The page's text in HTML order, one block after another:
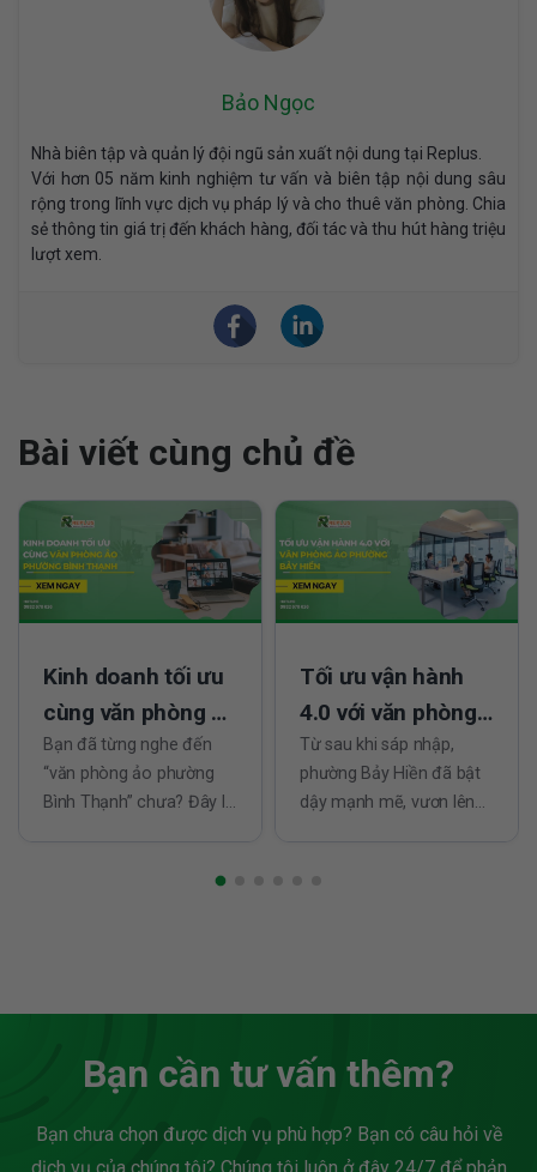
Bảo Ngọc
Nhà biên tập và quản lý đội ngũ sản xuất nội dung tại Replus.
Với hơn 05 năm kinh nghiệm tư vấn và biên tập nội dung sâu
rộng trong lĩnh vực dịch vụ pháp lý và cho thuê văn phòng. Chia
sẻ thông tin giá trị đến khách hàng, đối tác và thu hút hàng triệu
lượt xem.
Bài viết cùng chủ đề
Kinh doanh tối ưu
cùng văn phòng ảo
phường Bình
Thạnh
Bạn đã từng nghe đến
“văn phòng ảo phường
Bình Thạnh” chưa? Đây là
nghiệp trẻ ưa chuộng vì
Tối ưu vận hành
4.0 với văn phòng
ảo phường Bảy
Hiền
Từ sau khi sáp nhập,
phường Bảy Hiền đã bật
dậy mạnh mẽ, vươn lên
Bạn cần tư vấn thêm?
Bạn chưa chọn được dịch vụ phù hợp? Bạn có câu hỏi về